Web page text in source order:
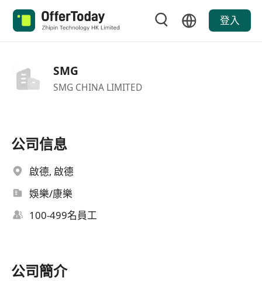
登入
SMG
SMG CHINA LIMITED
公司信息
啟德, 啟德
娛樂/康樂
100-499名員工
公司簡介